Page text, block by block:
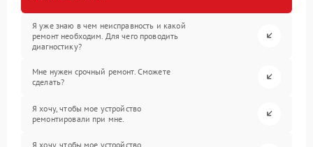
Я уже знаю в чем неисправность и какой
ремонт необходим. Для чего проводить
диагностику?
Мне нужен срочный ремонт. Сможете
сделать?
Я хочу, чтобы мое устройство
ремонтировали при мне.
Я хочу, чтобы мое устройство